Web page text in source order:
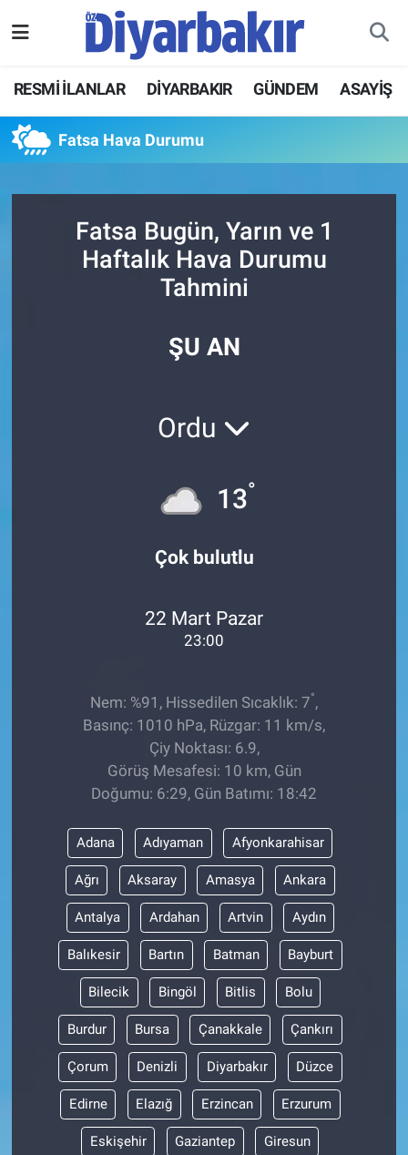
RESMİ İLANLAR DİYARBAKIR GÜNDEM ASAYİŞ
Fatsa Hava Durumu
Fatsa Bugün, Yarın ve 1
Haftalık Hava Durumu
Tahmini
ŞU AN
Ordu
13°
Çok bulutlu
22 Mart Pazar
23:00
Nem: %91, Hissedilen Sıcaklık: 7°,
Basınç: 1010 hPa, Rüzgar: 11 km/s,
Çiy Noktası: 6.9,
Görüş Mesafesi: 10 km, Gün
Doğumu: 6:29, Gün Batımı: 18:42
Adana Adıyaman Afyonkarahisar
Ağrı Aksaray Amasya Ankara
Antalya Ardahan Artvin Aydın
Balıkesir Bartın Batman Bayburt
Bilecik Bingöl Bitlis Bolu
Burdur Bursa Çanakkale Çankırı
Çorum Denizli Diyarbakır Düzce
Edirne Elazığ Erzincan Erzurum
Eskişehir Gaziantep Giresun
ASAYİŞ
DİYARBAKIR
GÜNDEM
Hava Durumu
Namaz Vakitleri
Süper Lig Puan Durumu ve Fikstür
Son Dakika Haberleri